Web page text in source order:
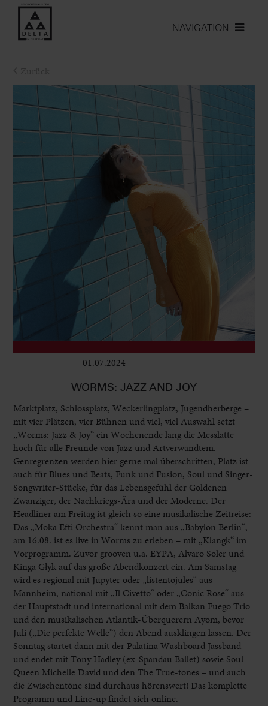
NAVIGATION
01.07.2024
WORMS: JAZZ AND JOY
Marktplatz, Schlossplatz, Weckerlingplatz, Jugendherberge –
mit vier Plätzen, vier Bühnen und viel, viel Auswahl setzt
„Worms: Jazz & Joy“ ein Wochenende lang die Messlatte
hoch für alle Freunde von Jazz und Artverwandtem.
Genregrenzen werden hier gerne mal überschritten, Platz ist
auch für Blues und Beats, Funk und Fusion, Soul und Singer-
Songwriter-Stücke, für das Lebensgefühl der Goldenen
Zwanziger, der Nachkriegs-Ära und der Moderne. Der
Headliner am Freitag ist gleich so eine musikalische Zeitreise:
Das „Moka Efti Orchestra“ kennt man aus „Babylon Berlin“,
am 16.08. ist es live in Worms zu erleben – mit „Klangk“ im
Vorprogramm. Zuvor grooven u.a. EYPA, Alvaro Soler und
Kinga Głyk auf das große Abendkonzert ein. Am Samstag
wird es regional mit Jupyter oder „listentojules“ aus
Mannheim, national mit „Il Civetto“ oder „Conic Rose“ aus
der Hauptstadt und international mit dem Balkan Fuego Trio
und den musikalischen Atlantik-Überquerern Ayom, bevor
Juli („Die perfekte Welle“) den Abend ausklingen lassen. Der
Sonntag startet dann mit der Palatina Washboard Jassband
und endet mit Tony Hadley (ex-Spandau Ballet) sowie Soul-
Queen Michelle David und den The True-tones – und auch
die Zwischentöne sind durchaus hörenswert! Das komplette
Programm und Line-up findet sich online.